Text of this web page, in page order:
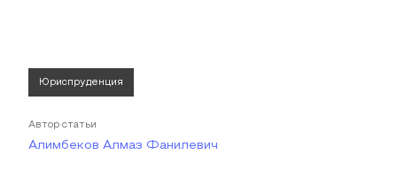
Юриспруденция
Автор статьи
Алимбеков Алмаз Фанилевич